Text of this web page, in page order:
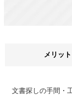
メリット
文書探しの手間・